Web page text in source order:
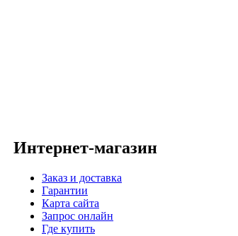
Интернет-магазин
Заказ и доставка
Гарантии
Карта сайта
Запрос онлайн
Где купить